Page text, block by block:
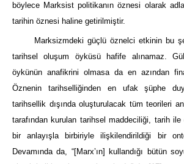
böylece Marksist politikanın öznesi olarak
tarihin öznesi haline getirilmiştir.
Marksizmdeki güçlü öznelci etkinin bu
tarihsel oluşum öyküsü hafife alınamaz.
öykünün anafikrini olmasa da en azından
Öznenin tarihselliğinden en ufak şüphe
tarihsellik dışında oluşturulacak tüm teorileri
tarafından kurulan tarihsel maddeciliği, tarih ile
bir anlayışla birbiriyle ilişkilendirildiği bir
Devamında da, “[Marx’ın] kullandığı bütün